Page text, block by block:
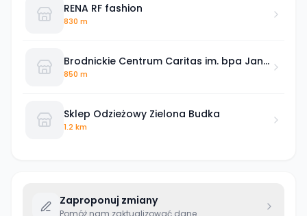
RENA RF fashion
830 m
Brodnickie Centrum Caritas im. bpa Jana
Chrapka Caritas Diecezji Toruńskiej
850 m
Sklep Odzieżowy Zielona Budka
1.2 km
Zaproponuj zmiany
Pomóż nam zaktualizować dane